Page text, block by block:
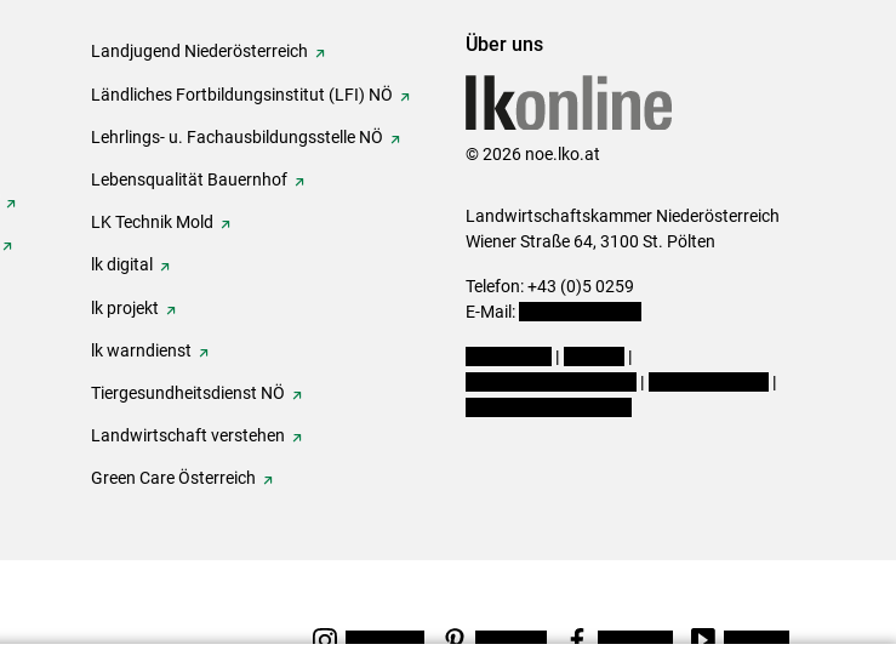
Landjugend Niederösterreich
Ländliches Fortbildungsinstitut (LFI) NÖ
Lehrlings- u. Fachausbildungsstelle NÖ
Lebensqualität Bauernhof
LK Technik Mold
lk digital
lk projekt
lk warndienst
Tiergesundheitsdienst NÖ
Landwirtschaft verstehen
Green Care Österreich
Über uns
© 2026 noe.lko.at
Landwirtschaftskammer Niederösterreich
Wiener Straße 64, 3100 St. Pölten
Telefon: +43 (0)5 0259
E-Mail:
|
|
|
|
Instagram Pinterest Facebook Youtube